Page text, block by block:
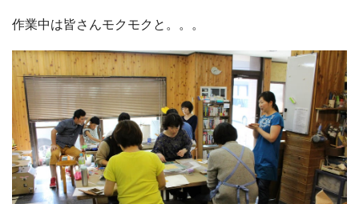
作業中は皆さんモクモクと。。。